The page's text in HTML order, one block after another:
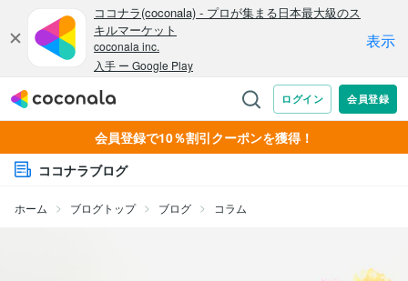
会員登録で10％割引クーポンを獲得！
ココナラブログ
ホーム ブログトップ ブログ コラム